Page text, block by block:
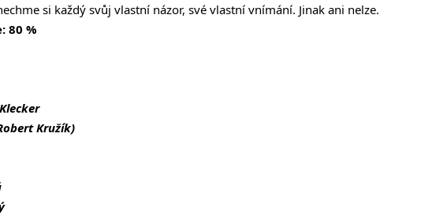
si každý svůj vlastní názor, své vlastní vnímání. Jinak ani nelze.
80 %
Kružík)